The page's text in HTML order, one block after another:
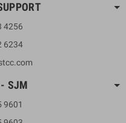
4256
6234
SJM
9601